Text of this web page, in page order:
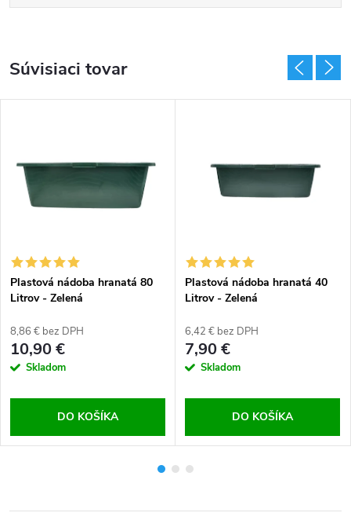
Súvisiaci tovar
Plastová nádoba hranatá 80
Litrov - Zelená
8,86 € bez DPH
10,90 €
Skladom
DO KOŠÍKA
Plastová nádoba hranatá 40
Litrov - Zelená
6,42 € bez DPH
7,90 €
Skladom
DO KOŠÍKA